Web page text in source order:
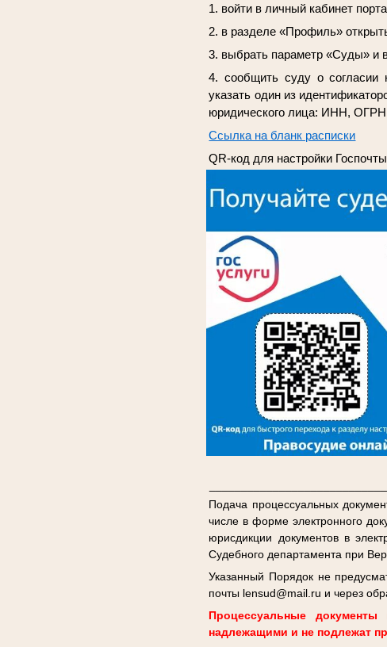
1. войти в личный кабинет
2. в разделе «Профиль»
3. выбрать параметр «Суды» и
4. сообщить суду о согласии
указать один из
юридического лица: ИНН,
Ссылка на бланк расписки
QR-код для настройки
Подача процессуальных
числе в форме электронного
юрисдикции документов в
Судебного департамента при
Указанный Порядок не
почты lensud@mail.ru и через
Процессуальные
надлежащими и не подлежат